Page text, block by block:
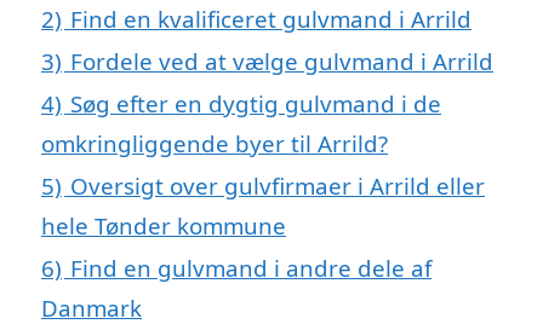
2) Find en kvalificeret gulvmand i Arrild
3) Fordele ved at vælge gulvmand i Arrild
4) Søg efter en dygtig gulvmand i de
omkringliggende byer til Arrild?
5) Oversigt over gulvfirmaer i Arrild eller
hele Tønder kommune
6) Find en gulvmand i andre dele af
Danmark